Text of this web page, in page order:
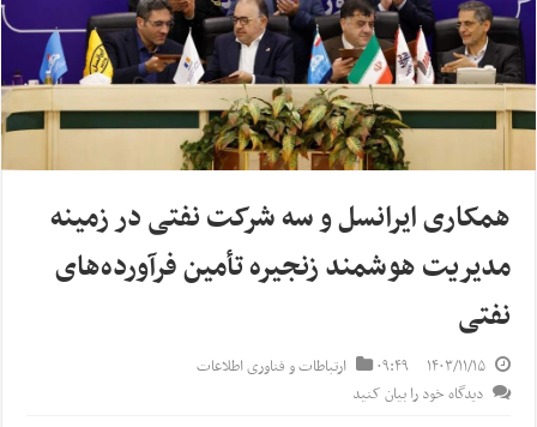
همکاری ایرانسل و سه شرکت نفتی در زمینه
مدیریت هوشمند زنجیره تأمین فرآورده‌های
نفتی
۱۴۰۳/۱۱/۱۵ ۰۹:۴۹
ارتباطات و فناوری اطلاعات
دیدگاه خود را بیان کنید